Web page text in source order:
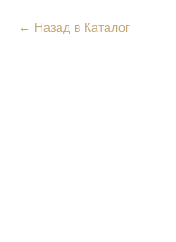
Назад в Каталог